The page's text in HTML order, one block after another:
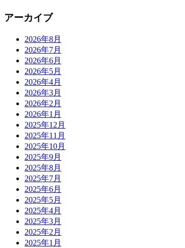
アーカイブ
2026年8月
2026年7月
2026年6月
2026年5月
2026年4月
2026年3月
2026年2月
2026年1月
2025年12月
2025年11月
2025年10月
2025年9月
2025年8月
2025年7月
2025年6月
2025年5月
2025年4月
2025年3月
2025年2月
2025年1月